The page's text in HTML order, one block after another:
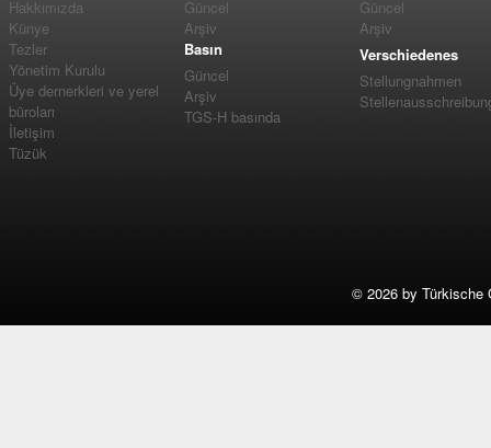
Hakkımızda
Künye
Tezler
Yönetim Kurulu
Üye dernerkleri ve yerel
büroları
İletişim
Tüzük
Güncel
Arşiv
Basın
Güncel
Arşiv
TGS-H basında
Güncel
Arşiv
Verschiedenes
Stellungnahmen
© 2026 by Türkische